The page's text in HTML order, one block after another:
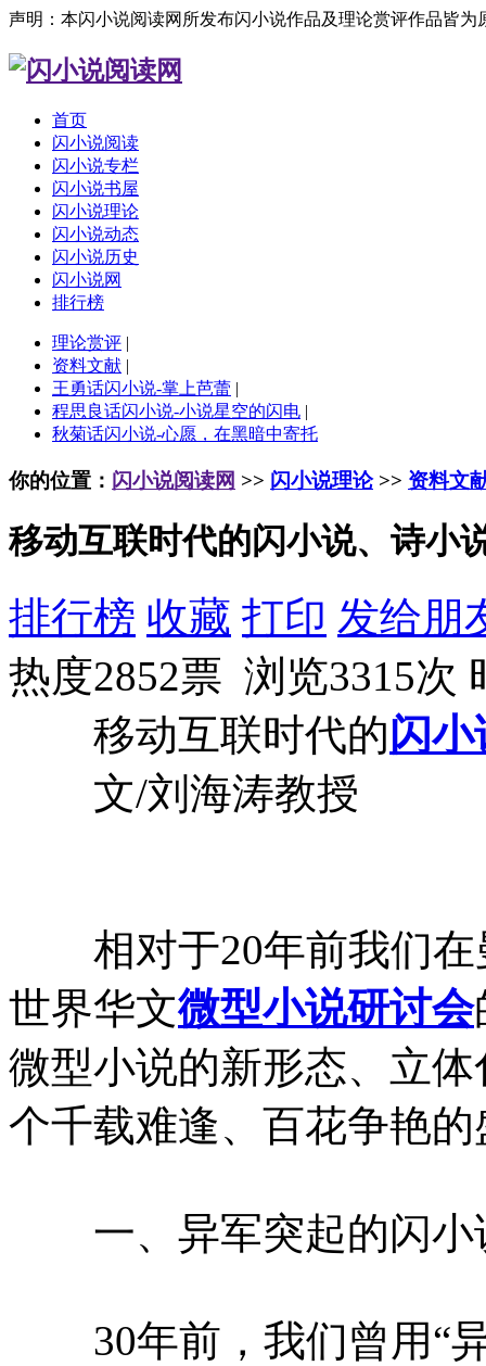
声明：本闪小说阅读网所发布闪小说作品及理论赏评作品皆
首页
闪小说阅读
闪小说专栏
闪小说书屋
闪小说理论
闪小说动态
闪小说历史
闪小说网
排行榜
理论赏评 |
资料文献 |
王勇话闪小说-掌上芭蕾 |
程思良话闪小说-小说星空的闪电 |
秋菊话闪小说-心愿，在黑暗中寄托
你的位置： 闪小说阅读网 >> 闪小说理论>> 资料文
移动互联时代的闪小说、诗小
排行榜 收藏 打印 发给朋
热度2852票 浏览3315次
移动互联时代的闪小
文/刘海涛教授
相对于20年前我们在
世界华文微型小说研讨会
微型小说的新形态、立
个千载难逢、百花争艳
一、异军突起的闪小
30年前，我们曾用“异